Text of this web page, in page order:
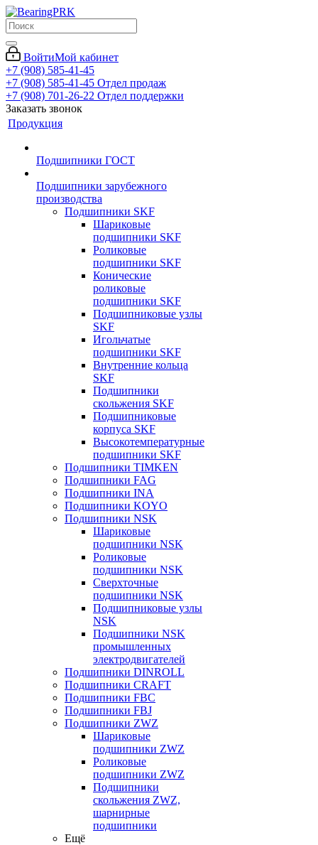
ВойтиМой кабинет
+7 (908) 585-41-45
+7 (908) 585-41-45 Отдел продаж
+7 (908) 701-26-22 Отдел поддержки
Заказать звонок
Продукция
Подшипники ГОСТ
Подшипники зарубежного
производства
Подшипники SKF
Шариковые
подшипники SKF
Роликовые
подшипники SKF
Конические
роликовые
подшипники SKF
Подшипниковые узлы
SKF
Игольчатые
подшипники SKF
Внутренние кольца
SKF
Подшипники
скольжения SKF
Подшипниковые
корпуса SKF
Высокотемпературные
подшипники SKF
Подшипники TIMKEN
Подшипники FAG
Подшипники INA
Подшипники KOYO
Подшипники NSK
Шариковые
подшипники NSK
Роликовые
подшипники NSK
Сверхточные
подшипники NSK
Подшипниковые узлы
NSK
Подшипники NSK
промышленных
электродвигателей
Подшипники DINROLL
Подшипники CRAFT
Подшипники FBC
Подшипники FBJ
Подшипники ZWZ
Шариковые
подшипники ZWZ
Роликовые
подшипники ZWZ
Подшипники
скольжения ZWZ,
шарнирные
подшипники
Ещё